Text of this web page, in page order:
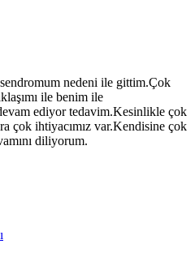
nedeni ile gittim.Çok
ile benim ile
ediyor tedavim.Kesinlikle çok
çok ihtiyacımız var.Kendisine çok
diliyorum.